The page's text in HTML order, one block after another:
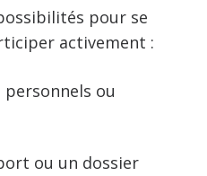
pour se
activement :
personnels ou
ou un dossier